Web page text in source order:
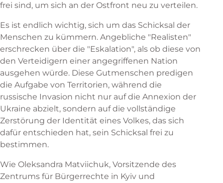
frei sind, um sich an der Ostfront neu zu verteilen.
Es ist endlich wichtig, sich um das Schicksal der
Menschen zu kümmern. Angebliche "Realisten"
erschrecken über die "Eskalation", als ob diese von
den Verteidigern einer angegriffenen Nation
ausgehen würde. Diese Gutmenschen predigen
die Aufgabe von Territorien, während die
russische Invasion nicht nur auf die Annexion der
Ukraine abzielt, sondern auf die vollständige
Zerstörung der Identität eines Volkes, das sich
dafür entschieden hat, sein Schicksal frei zu
bestimmen.
Wie Oleksandra Matviichuk, Vorsitzende des
Zentrums für Bürgerrechte in Kyiv und